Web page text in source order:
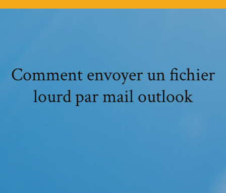
Comment envoyer un fichier
lourd par mail outlook